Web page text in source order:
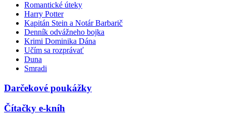
Romantické úteky
Harry Potter
Kapitán Stein a Notár Barbarič
Denník odvážneho bojka
Krimi Dominika Dána
Učím sa rozprávať
Duna
Smradi
Darčekové poukážky
Čítačky e-kníh